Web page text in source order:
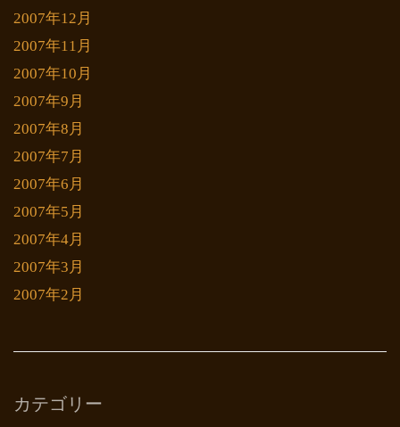
2007年12月
2007年11月
2007年10月
2007年9月
2007年8月
2007年7月
2007年6月
2007年5月
2007年4月
2007年3月
2007年2月
カテゴリー